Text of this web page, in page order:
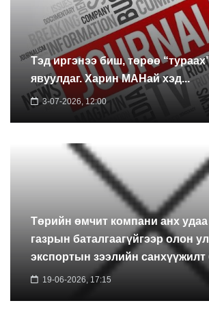
Тэд иргэнээ биш, төрөө
явуулдаг. Харин МАНай хэд...
3-07-2026, 12:00
Төрийн өмчит компани анх удаа
газрын баталгаагүйгээр олон
экспортын зээлийн санхүүжилт
19-06-2026, 17:15